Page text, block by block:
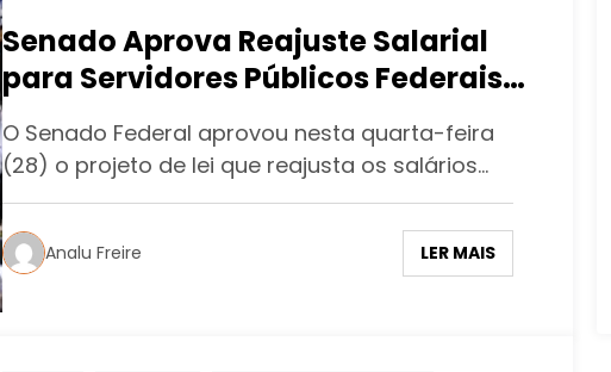
Senado Aprova Reajuste Salarial
para Servidores Públicos Federais
com Impacto de R$ 17,9 Bilhões
O Senado Federal aprovou nesta quarta-feira
(28) o projeto de lei que reajusta os salários…
Analu Freire LER MAIS